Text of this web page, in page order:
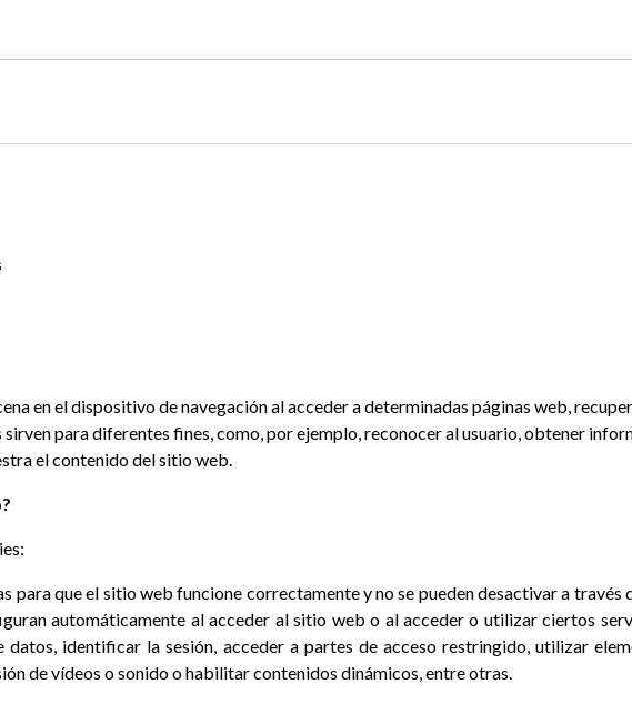
en el dispositivo de navegación al acceder a determinadas páginas web,
sirven para diferentes fines, como, por ejemplo, reconocer al usuario, obtener
el contenido del sitio web.
para que el sitio web funcione correctamente y no se pueden desactivar a través
automáticamente al acceder al sitio web o al acceder o utilizar ciertos
identificar la sesión, acceder a partes de acceso restringido, utilizar
de vídeos o sonido o habilitar contenidos dinámicos, entre otras.